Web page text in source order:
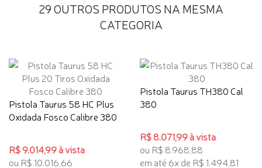
29 OUTROS PRODUTOS NA MESMA
CATEGORIA
Pistola Taurus 58 HC Plus
Oxidada Fosco Calibre 380
R$ 9.014,99 à vista
ou R$ 10.016,66
Pistola Taurus TH380 Cal
380
R$ 8.071,99 à vista
ou R$ 8.968,88
em até 6x de R$ 1.494,81